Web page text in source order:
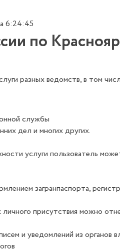
6:24:46
по
разных ведомств, в том
службы
дел и многих других.
услуги пользователь
загранпаспорта,
присутствия можно
и уведомлений из органов